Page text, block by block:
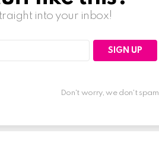
into your inbox!
Don't worry, we don't spam